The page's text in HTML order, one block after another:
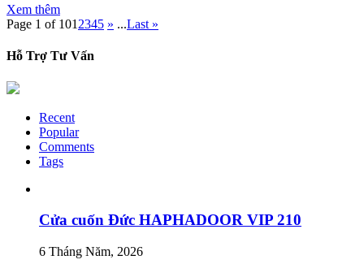
Xem thêm
Page 1 of 101 2345 » ...Last »
Hỗ Trợ Tư Vấn
Recent
Popular
Comments
Tags
Cửa cuốn Đức HAPHADOOR VIP 210
6 Tháng Năm, 2026